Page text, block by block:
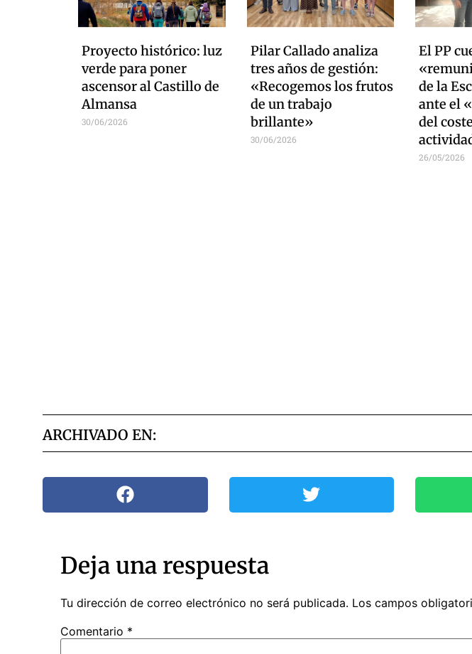
Proyecto histórico: luz
verde para poner
ascensor al Castillo de
Almansa
30/06/2026
Pilar Callado analiza
tres años de gestión:
«Recogemos los frutos
de un trabajo
brillante»
30/06/2026
El PP
de la
ante el
del
26/05/2026
ARCHIVADO EN:
Deja una respuesta
Tu dirección de correo electrónico no será publicada. Los campos
Comentario *